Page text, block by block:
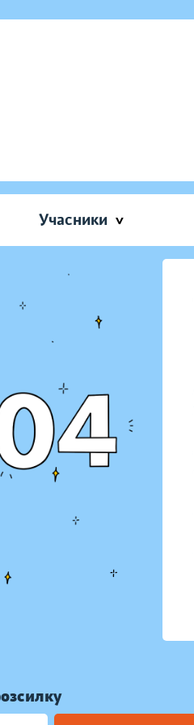
Учасники